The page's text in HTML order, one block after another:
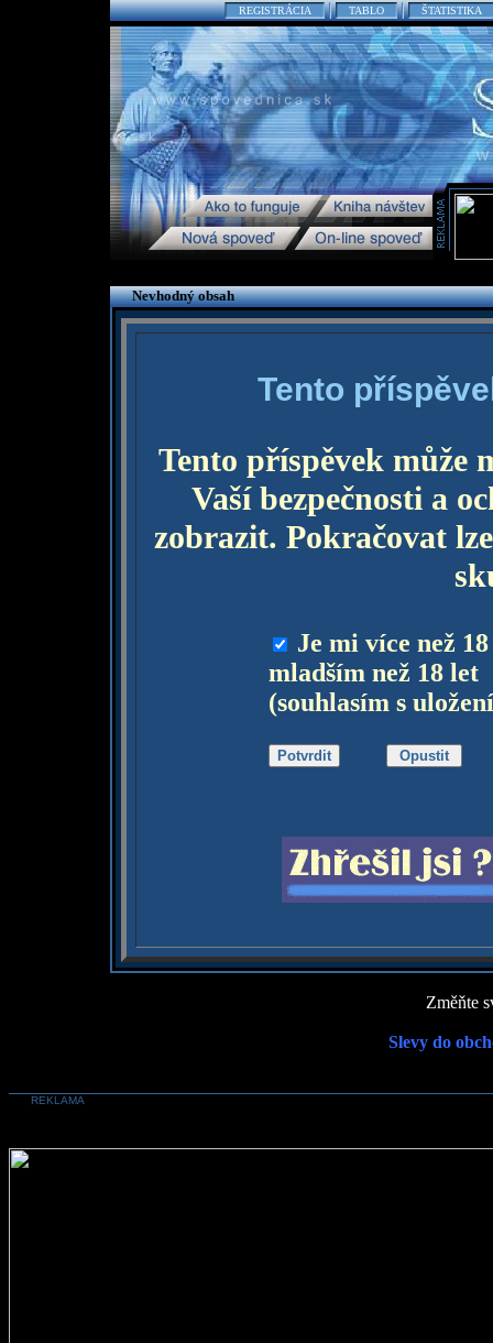
REGISTRÁCIA TABLO ŠTATISTIKA
Nevhodný obsah
Tento
Tento příspěvek může
Vaší bezpečnosti a
zobrazit. Pokračovat
Je mi více než
mladším než 18 let
(souhlasím s
Změňte
Slevy do
REKLAMA